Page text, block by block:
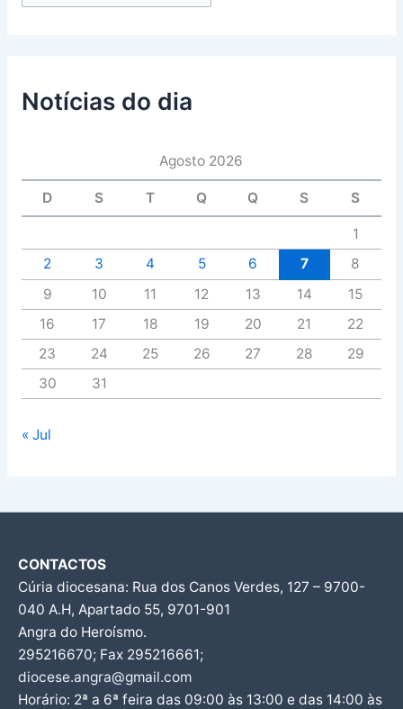
Notícias do dia
Agosto 2026
D S T Q Q S S
1
2
3 4 5 6 7
8
9
10 11 12 13 14
15
16
17 18 19 20 21
22
23
24 25 26 27 28
29
30
31
« Jul
CONTACTOS
Cúria diocesana: Rua dos Canos Verdes, 127 – 9700-
040 A.H, Apartado 55, 9701-901
Angra do Heroísmo.
295216670; Fax 295216661;
diocese.angra@gmail.com
Horário: 2ª a 6ª feira das 09:00 às 13:00 e das 14:00 às